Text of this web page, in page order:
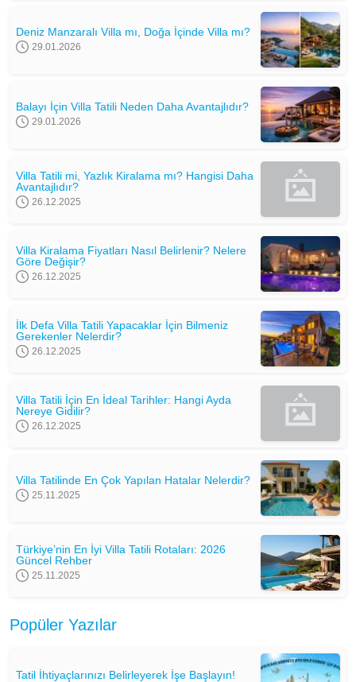
Deniz Manzaralı Villa mı, Doğa İçinde Villa mı?
29.01.2026
Balayı İçin Villa Tatili Neden Daha Avantajlıdır?
29.01.2026
Villa Tatili mi, Yazlık Kiralama mı? Hangisi Daha
Avantajlıdır?
26.12.2025
Villa Kiralama Fiyatları Nasıl Belirlenir? Nelere
Göre Değişir?
26.12.2025
İlk Defa Villa Tatili Yapacaklar İçin Bilmeniz
Gerekenler Nelerdir?
26.12.2025
Villa Tatili İçin En İdeal Tarihler: Hangi Ayda
Nereye Gidilir?
26.12.2025
Villa Tatilinde En Çok Yapılan Hatalar Nelerdir?
25.11.2025
Türkiye’nin En İyi Villa Tatili Rotaları: 2026
Güncel Rehber
25.11.2025
Popüler Yazılar
Tatil İhtiyaçlarınızı Belirleyerek İşe Başlayın!